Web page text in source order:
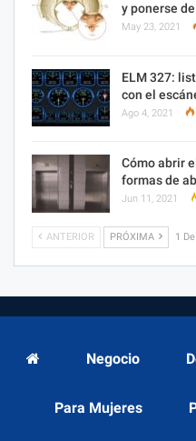
y ponerse
May 23, 2021
ELM 327:
con el
Ago 4, 2021
Cómo abrir
formas de
Jun 11, 2021
ANTERIOR PRÓXIMA 1
Negocio
Para Mujeres